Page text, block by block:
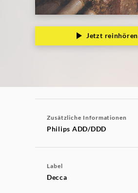
Jetzt reinhören
Zusätzliche Informationen
Philips ADD/DDD
Label
Decca